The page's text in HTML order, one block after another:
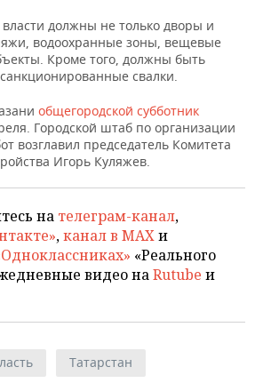
должны не только дворы и
водоохранные зоны, вещевые
Кроме того, должны быть
свалки.
общегородской субботник
Городской штаб по организации
возглавил председатель Комитета
Игорь Куляжев.
на телеграм-канал,
,канал в MAXи
«Реального
видео наRutube и
Татарстан